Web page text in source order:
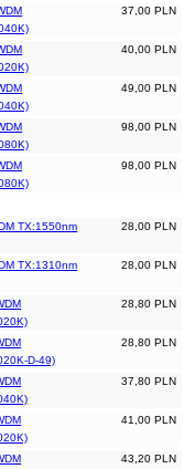
37,00 PLN
40,00 PLN
49,00 PLN
98,00 PLN
98,00 PLN
28,00 PLN
TX:1550nm
28,00 PLN
TX:1310nm
28,80 PLN
28,80 PLN
D-49)
37,80 PLN
41,00 PLN
43,20 PLN